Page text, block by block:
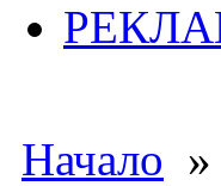
Начало »